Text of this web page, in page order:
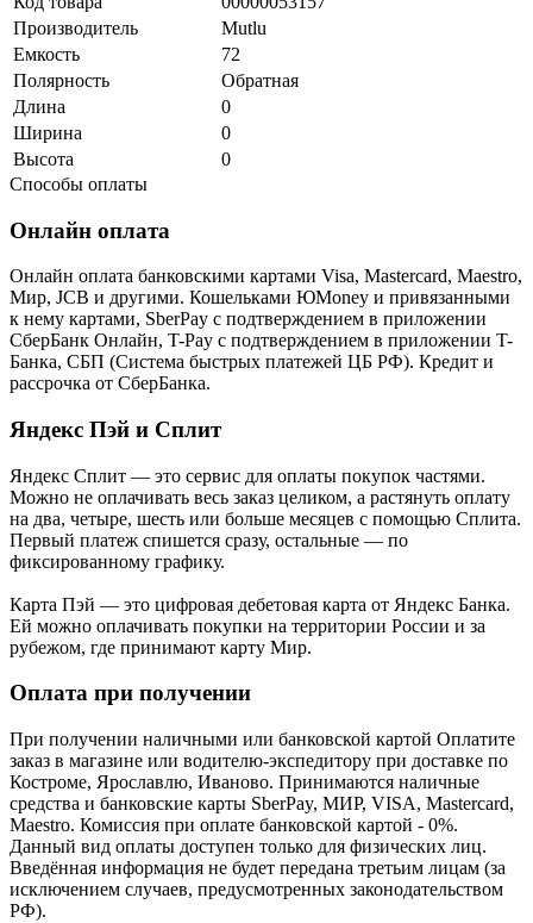
Производитель
Mutlu
Емкость
72
Полярность
Обратная
Длина
0
Ширина
0
Высота
0
Способы оплаты
Онлайн оплата
Онлайн оплата банковскими картами Visa, Mastercard, Maestro,
Мир, JCB и другими. Кошельками ЮMoney и привязанными
к нему картами, SberPay с подтверждением в приложении
СберБанк Онлайн, T-Pay с подтверждением в приложении T-
Банка, СБП (Система быстрых платежей ЦБ РФ). Кредит и
рассрочка от СберБанка.
Яндекс Пэй и Сплит
Яндекс Cплит — это сервис для оплаты покупок частями.
Можно не оплачивать весь заказ целиком, а растянуть оплату
на два, четыре, шесть или больше месяцев с помощью Сплита.
Первый платеж спишется сразу, остальные — по
фиксированному графику.
Карта Пэй — это цифровая дебетовая карта от Яндекс Банка.
Ей можно оплачивать покупки на территории России и за
рубежом, где принимают карту Мир.
Оплата при получении
При получении наличными или банковской картой Оплатите
заказ в магазине или водителю-экспедитору при доставке по
Костроме, Ярославлю, Иваново. Принимаются наличные
средства и банковские карты SberPay, МИР, VISA, Mastercard,
Maestro. Комиссия при оплате банковской картой - 0%.
Данный вид оплаты доступен только для физических лиц.
Введённая информация не будет передана третьим лицам (за
исключением случаев, предусмотренных законодательством
РФ).